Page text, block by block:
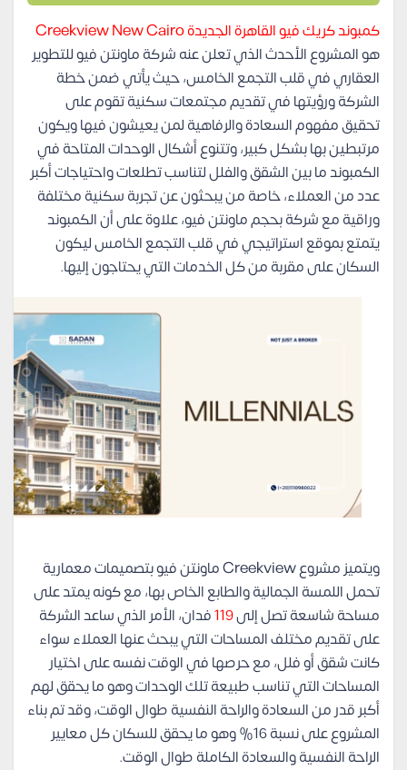
كمبوند كريك فيو القاهرة الجديدة Creekview New Cairo
هو المشروع الأحدث الذي تعلن عنه شركة ماونتن فيو للتطوير
العقاري في قلب التجمع الخامس، حيث يأتي ضمن خطة
الشركة ورؤيتها في تقديم مجتمعات سكنية تقوم على
تحقيق مفهوم السعادة والرفاهية لمن يعيشون فيها ويكون
مرتبطين بها بشكل كبير، وتتنوع أشكال الوحدات المتاحة في
الكمبوند ما بين الشقق والفلل لتناسب تطلعات واحتياجات أكبر
عدد من العملاء، خاصة من يبحثون عن تجربة سكنية مختلفة
وراقية مع شركة بحجم ماونتن فيو، علاوة على أن الكمبوند
يتمتع بموقع استراتيجي في قلب التجمع الخامس ليكون
السكان على مقربة من كل الخدمات التي يحتاجون إليها.
ويتميز مشروع Creekview ماونتن فيو بتصميمات معمارية
تحمل اللمسة الجمالية والطابع الخاص بها، مع كونه يمتد على
مساحة شاسعة تصل إلى119فدان، الأمر الذي ساعد الشركة
على تقديم مختلف المساحات التي يبحث عنها العملاء سواء
كانت شقق أو فلل، مع حرصها في الوقت نفسه على اختيار
المساحات التي تناسب طبيعة تلك الوحدات وهو ما يحقق لهم
أكبر قدر من السعادة والراحة النفسية طوال الوقت، وقد تم بناء
المشروع على نسبة 16% وهو ما يحقق للسكان كل معايير
الراحة النفسية والسعادة الكاملة طوال الوقت.